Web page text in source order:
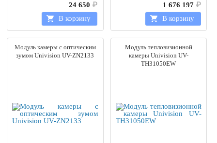
24 650 ₽
В корзину
1 676 197 ₽
В корзину
Модуль камеры с оптическим
зумом Univision UV-ZN2133
Модуль тепловизионной
камеры Univision UV-
TH31050EW